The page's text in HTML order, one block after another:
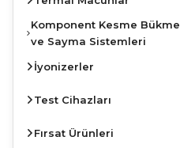
Komponent Kesme Bükme
ve Sayma Sistemleri
İyonizerler
Test Cihazları
Fırsat Ürünleri